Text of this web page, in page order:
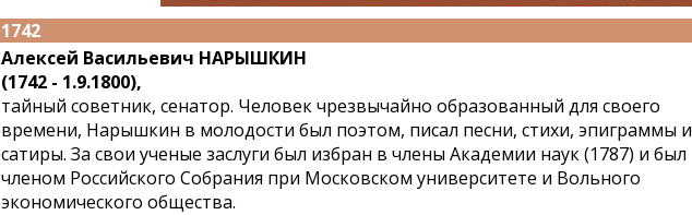
1742
Алексей Васильевич НАРЫШКИН
(1742 - 1.9.1800),
тайный советник, сенатор. Человек чрезвычайно образованный для своего
времени, Нарышкин в молодости был поэтом, писал песни, стихи, эпиграммы и
сатиры. За свои ученые заслуги был избран в члены Академии наук (1787) и был
членом Российского Собрания при Московском университете и Вольного
экономического общества.